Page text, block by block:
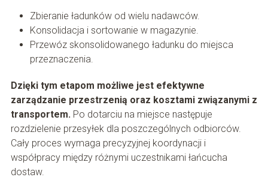
Zbieranie ładunków od wielu nadawców.
Konsolidacja i sortowanie w magazynie.
Przewóz skonsolidowanego ładunku do miejsca
przeznaczenia.
Dzięki tym etapom możliwe jest efektywne
zarządzanie przestrzenią oraz kosztami związanymi z
transportem. Po dotarciu na miejsce następuje
rozdzielenie przesyłek dla poszczególnych odbiorców.
Cały proces wymaga precyzyjnej koordynacji i
współpracy między różnymi uczestnikami łańcucha
dostaw.